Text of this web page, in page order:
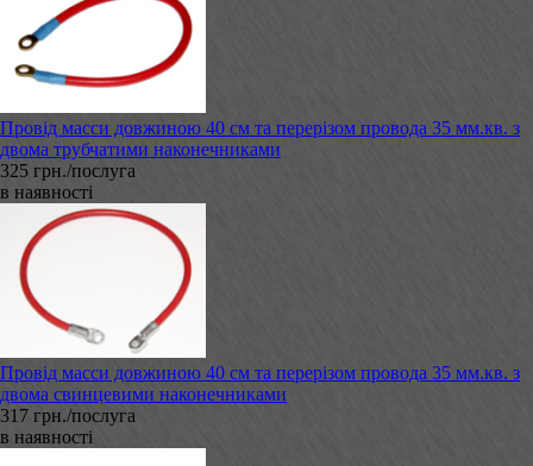
Провід масси довжиною 40 см та перерізом провода 35 мм.кв. з
двома трубчатими наконечниками
325 грн./послуга
в наявності
Провід масси довжиною 40 см та перерізом провода 35 мм.кв. з
двома свинцевими наконечниками
317 грн./послуга
в наявності